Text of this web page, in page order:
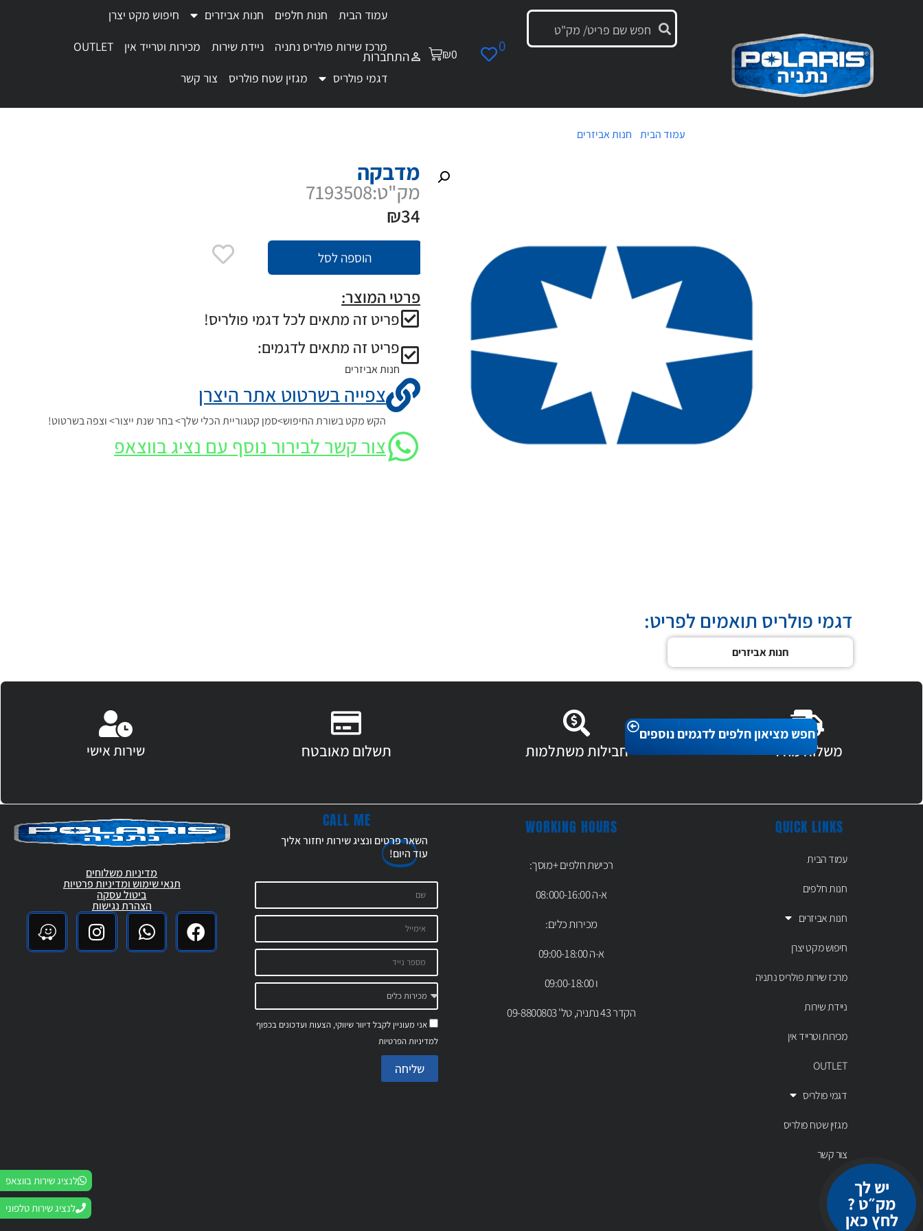
0
₪0 התחברות
עמוד הבית חנות חלפים חנות אביזרים
חיפוש מקט יצרן
מרכז שירות פולריס נתניה
ניידת שירות מכירות וטרייד אין
OUTLET
דגמי פולריס
מגזין שטח פולריס צור קשר
מדבקה
מק"ט:7193508
₪34
הוספה לסל
פרטי המוצר:
פריט זה מתאים לכל דגמי פולריס!
פריט זה מתאים לדגמים:
חנות אביזרים
צפייה בשרטוט אתר היצרן
הקש מקט בשורת החיפוש>סמן קטגוריית הכלי שלך> בחר שנת ייצור> וצפה בשרטוט!
צור קשר לבירור נוסף עם נציג בווצאפ
חפש מציאון חלפים לדגמים נוספים
עמוד הבית/ חנות אביזרים
דגמי פולריס תואמים לפריט:
חנות אביזרים
משלוח מהיר חבילות משתלמות תשלום מאובטח שירות אישי
QUICK LINKS
עמוד הבית
חנות חלפים
חנות אביזרים
חיפוש מקט יצרן
מרכז שירות פולריס נתניה
ניידת שירות
מכירות וטרייד אין
OUTLET
דגמי פולריס
מגזין שטח פולריס
צור קשר
יש לך
מק״ט ?
לחץ כאן
WORKING HOURS
רכישת חלפים +מוסך:
א-ה 08:000-16:00
מכירות כלים:
א-ה 09:00-18:00
ו 09:00-18:00
הקדר 43 נתניה, טל' 09-8800803
CALL ME
השאר פרטים ונציג שירות יחזור אליך
עודהיום!
אני מעוניין לקבל דיוור שיווקי, הצעות ועדכונים בכפוף
למדיניות הפרטיות
שליחה
לנציג שירות בווצאפ
לנציג שירות טלפוני
מדיניות משלוחים
תנאי שימוש ומדיניות פרטיות
ביטול עסקה
הצהרת נגישות